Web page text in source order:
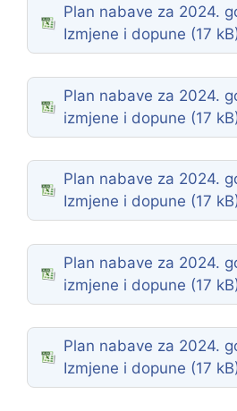
Plan nabave za 2024.
Izmjene i dopune
Plan nabave za 2024.
izmjene i dopune
Plan nabave za 2024.
Izmjene i dopune
Plan nabave za 2024.
izmjene i dopune
Plan nabave za 2024.
Izmjene i dopune